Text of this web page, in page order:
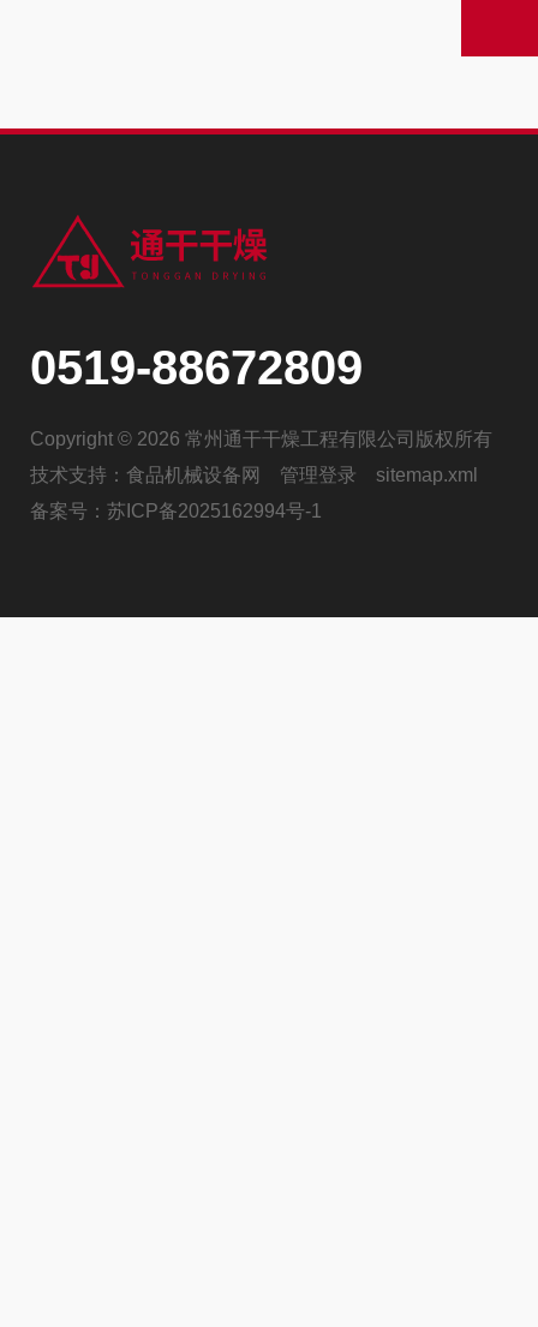
0519-88672809
Copyright © 2026 常州通干干燥工程有限公司版权所有
技术支持： 食品机械设备网 管理登录
sitemap.xml
备案号： 苏ICP备2025162994号-1